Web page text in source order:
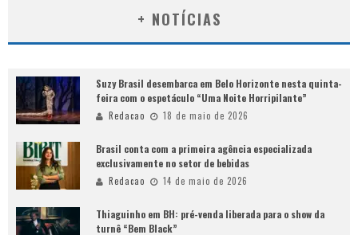
+ NOTÍCIAS
Suzy Brasil desembarca em Belo Horizonte nesta quinta-
feira com o espetáculo “Uma Noite Horripilante”
Redacao 18 de maio de 2026
Brasil conta com a primeira agência especializada
exclusivamente no setor de bebidas
Redacao 14 de maio de 2026
Thiaguinho em BH: pré-venda liberada para o show da
turnê “Bem Black”